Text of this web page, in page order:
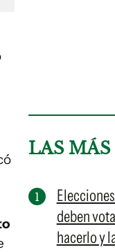
LAS
deben
hacerlo y